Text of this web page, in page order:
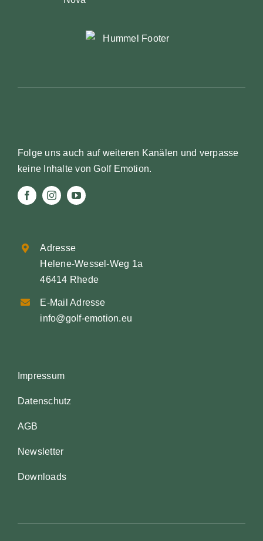
Folge uns auch auf weiteren Kanälen und verpasse
keine Inhalte von Golf Emotion.
Adresse
Helene-Wessel-Weg 1a
46414 Rhede
E-Mail Adresse
info@golf-emotion.eu
Impressum
Datenschutz
AGB
Newsletter
Downloads